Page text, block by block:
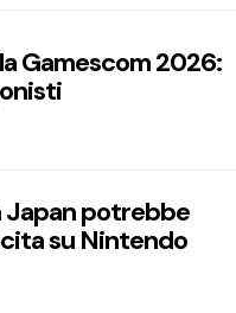
Gamescom 2026:
Japan potrebbe
su Nintendo